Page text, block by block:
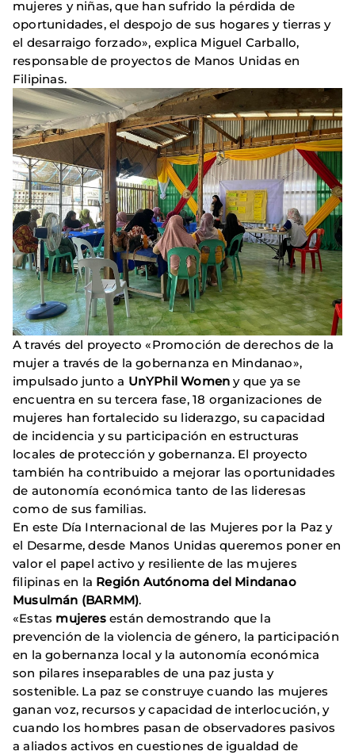
mujeres y niñas, que han sufrido la pérdida de
oportunidades, el despojo de sus hogares y tierras y
el desarraigo forzado», explica Miguel Carballo,
responsable de proyectos de Manos Unidas en
Filipinas.
A través del proyecto «Promoción de derechos de la
mujer a través de la gobernanza en Mindanao»,
impulsado junto a UnYPhil Women y que ya se
encuentra en su tercera fase, 18 organizaciones de
mujeres han fortalecido su liderazgo, su capacidad
de incidencia y su participación en estructuras
locales de protección y gobernanza. El proyecto
también ha contribuido a mejorar las oportunidades
de autonomía económica tanto de las lideresas
como de sus familias.
En este Día Internacional de las Mujeres por la Paz y
el Desarme, desde Manos Unidas queremos poner en
valor el papel activo y resiliente de las mujeres
filipinas en la Región Autónoma del Mindanao
Musulmán (BARMM).
«Estas mujeresestán demostrando que la
prevención de la violencia de género, la participación
en la gobernanza local y la autonomía económica
son pilares inseparables de una paz justa y
sostenible. La paz se construye cuando las mujeres
ganan voz, recursos y capacidad de interlocución, y
cuando los hombres pasan de observadores pasivos
a aliados activos en cuestiones de igualdad de